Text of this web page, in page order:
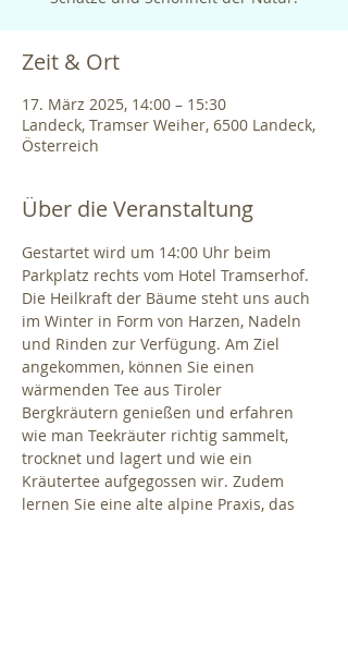
Zeit & Ort
17. März 2025, 14:00 – 15:30
Landeck, Tramser Weiher, 6500 Landeck,
Österreich
Über die Veranstaltung
Gestartet wird um 14:00 Uhr beim
Parkplatz rechts vom Hotel Tramserhof.
Die Heilkraft der Bäume steht uns auch
im Winter in Form von Harzen, Nadeln
und Rinden zur Verfügung. Am Ziel
angekommen, können Sie einen
wärmenden Tee aus Tiroler
Bergkräutern genießen und erfahren
wie man Teekräuter richtig sammelt,
trocknet und lagert und wie ein
Kräutertee aufgegossen wir. Zudem
lernen Sie eine alte alpine Praxis, das